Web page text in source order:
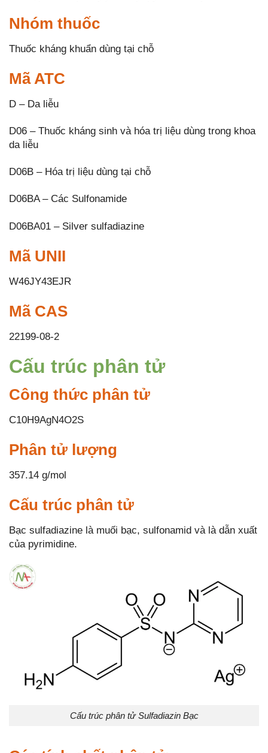
Nhóm thuốc
Thuốc kháng khuẩn dùng tại chỗ
Mã ATC
D – Da liễu
D06 – Thuốc kháng sinh và hóa trị liệu dùng trong khoa
da liễu
D06B – Hóa trị liệu dùng tại chỗ
D06BA – Các Sulfonamide
D06BA01 – Silver sulfadiazine
Mã UNII
W46JY43EJR
Mã CAS
22199-08-2
Cấu trúc phân tử
Công thức phân tử
C10H9AgN4O2S
Phân tử lượng
357.14 g/mol
Cấu trúc phân tử
Bạc sulfadiazine là muối bạc, sulfonamid và là dẫn xuất
của pyrimidine.
Cấu trúc phân tử Sulfadiazin Bạc